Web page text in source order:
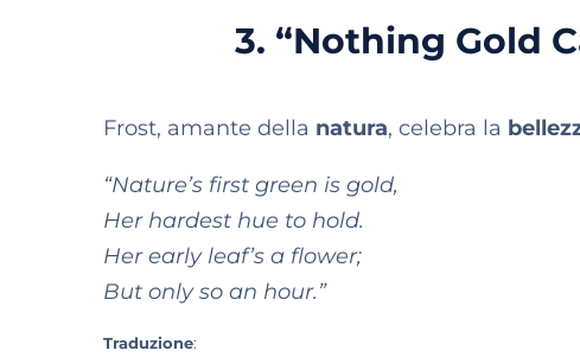
3. “Nothing Gold
Frost, amante della natura, celebra la
“Nature’s first green is gold,
Her hardest hue to hold.
Her early leaf’s a flower;
But only so an hour.”
Traduzione: